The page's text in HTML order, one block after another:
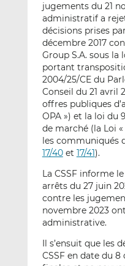
jugements du 21
administratif a
décisions prises
décembre 2017
Group S.A. sous la
portant
2004/25/CE du
Conseil du 21 avril
offres publiques
OPA ») et la loi du
de marché (la Loi
les communiqués
17/40et 17/41).
La CSSF informe
arrêts du 27 juin
contre les
novembre 2023
administrative.
Il s’ensuit que les
CSSF en date du 8